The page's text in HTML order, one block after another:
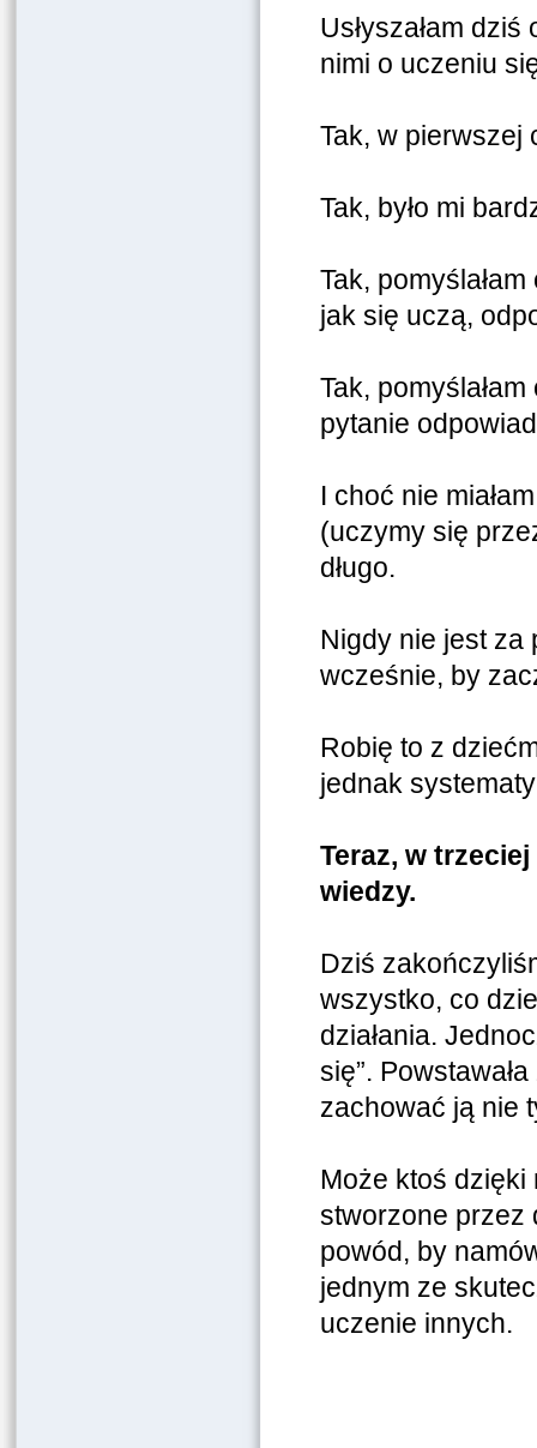
Usłyszałam
nimi o uczeniu
Tak, w pierwszej
Tak, było mi
Tak,
jak się uczą,
Tak,
pytanie
I choć nie
(uczymy się
długo.
Nigdy nie jest za
wcześnie, by
Robię to z
jednak
Teraz, w
wiedzy.
Dziś
wszystko, co
działania.
się”.
zachować ją nie
Może ktoś dzięki
stworzone przez
powód, by
jednym ze
uczenie innych.